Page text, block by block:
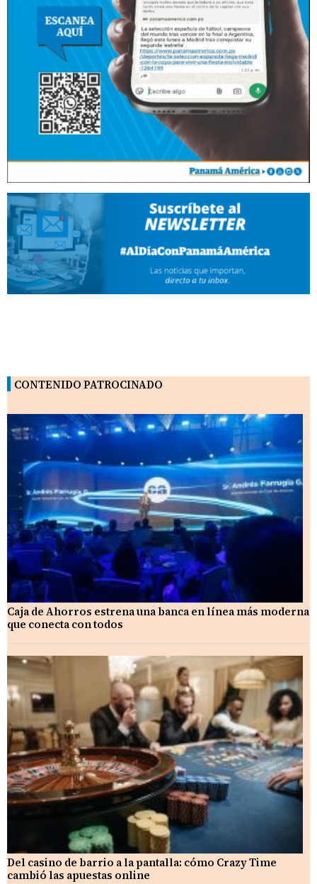
CONTENIDO PATROCINADO
Caja de Ahorros estrena una banca en línea más moderna
que conecta con todos
Del casino de barrio a la pantalla: cómo Crazy Time
cambió las apuestas online